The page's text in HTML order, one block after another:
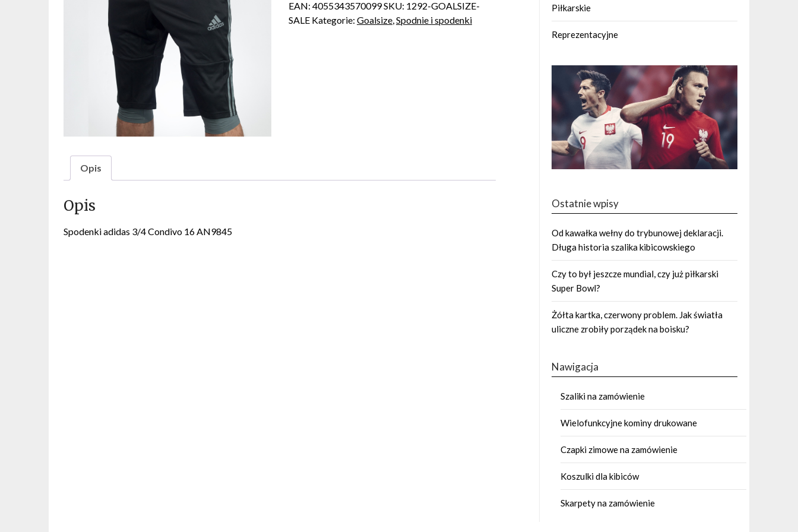
EAN: 4055343570099SKU: 1292-GOALSIZE-
SALE Kategorie: Goalsize,Spodnie i spodenki
Opis
Opis
Spodenki adidas 3/4 Condivo 16 AN9845
Piłkarskie
Reprezentacyjne
Ostatnie wpisy
Od kawałka wełny do trybunowej deklaracji.
Długa historia szalika kibicowskiego
Czy to był jeszcze mundial, czy już piłkarski
Super Bowl?
Żółta kartka, czerwony problem. Jak światła
uliczne zrobiły porządek na boisku?
Nawigacja
Szaliki na zamówienie
Wielofunkcyjne kominy drukowane
Czapki zimowe na zamówienie
Koszulki dla kibiców
Skarpety na zamówienie